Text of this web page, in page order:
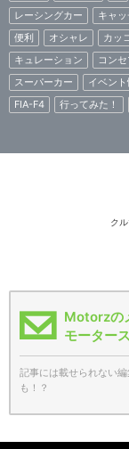
レーシングカー
キャ
便利
オシャレ カッ
キュレーション
コン
スーパーカー
イベント
FIA-F4
行ってみた！
ク
Motorzの
モーター
記事には載せられない
も！？